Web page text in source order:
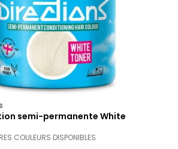
semi-permanente White
COULEURS DISPONIBLES